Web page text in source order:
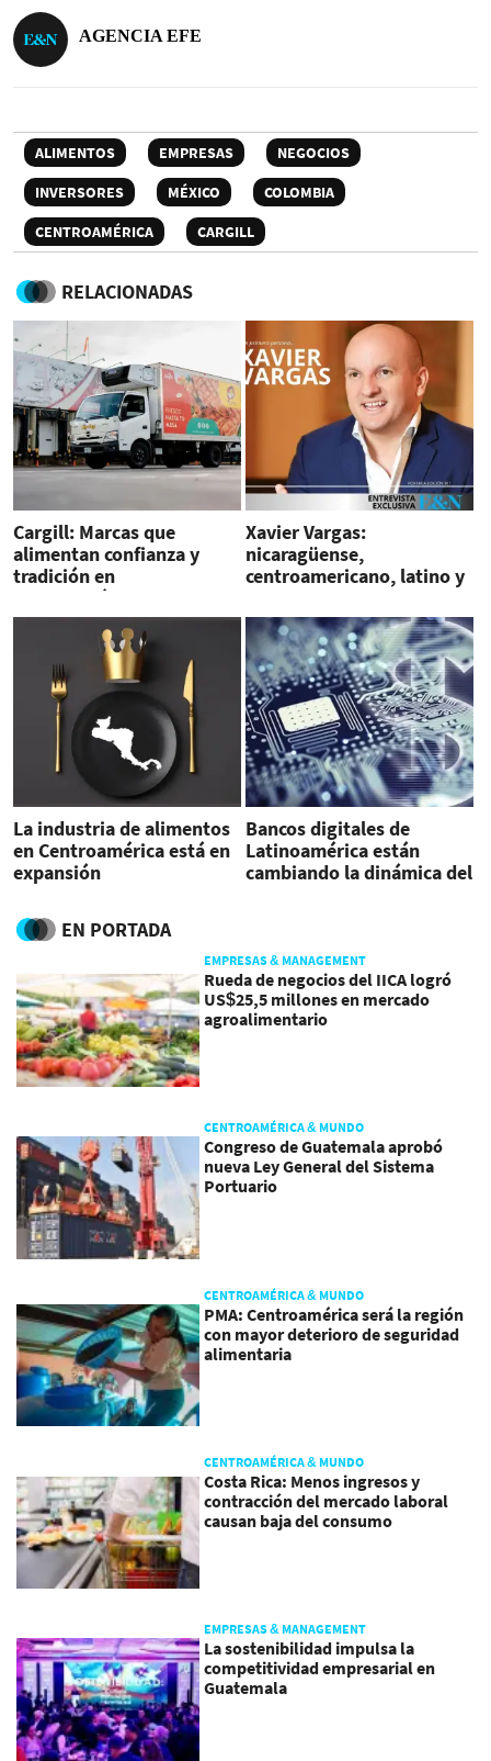
AGENCIA EFE
ALIMENTOS EMPRESAS
NEGOCIOS
INVERSORES
MÉXICO
COLOMBIA
CENTROAMÉRICA
CARGILL
RELACIONADAS
Cargill: Marcas que
alimentan confianza y
tradición en
Centroamérica
Xavier Vargas:
nicaragüense,
centroamericano, latino y
La industria de alimentos
en Centroamérica está en
expansión
Bancos digitales de
Latinoamérica están
cambiando la dinámica del
EN PORTADA
EMPRESAS & MANAGEMENT
Rueda de negocios del IICA logró
US$25,5 millones en mercado
agroalimentario
CENTROAMÉRICA & MUNDO
Congreso de Guatemala aprobó
nueva Ley General del Sistema
Portuario
CENTROAMÉRICA & MUNDO
PMA: Centroamérica será la región
con mayor deterioro de seguridad
alimentaria
CENTROAMÉRICA & MUNDO
Costa Rica: Menos ingresos y
contracción del mercado laboral
causan baja del consumo
EMPRESAS & MANAGEMENT
La sostenibilidad impulsa la
competitividad empresarial en
Guatemala